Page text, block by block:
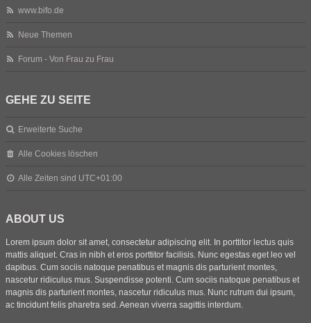
www.bifo.de
Neue Themen
Forum - Von Frau zu Frau
GEHE ZU SEITE
Erweiterte Suche
Alle Cookies löschen
Alle Zeiten sind UTC+01:00
ABOUT US
Lorem ipsum dolor sit amet, consectetur adipiscing elit. In porttitor lectus quis
mattis aliquet. Cras in nibh et eros porttitor facilisis. Nunc egestas eget leo vel
dapibus. Cum sociis natoque penatibus et magnis dis parturient montes,
nascetur ridiculus mus. Suspendisse potenti. Cum sociis natoque penatibus et
magnis dis parturient montes, nascetur ridiculus mus. Nunc rutrum dui ipsum,
ac tincidunt felis pharetra sed. Aenean viverra sagittis interdum.